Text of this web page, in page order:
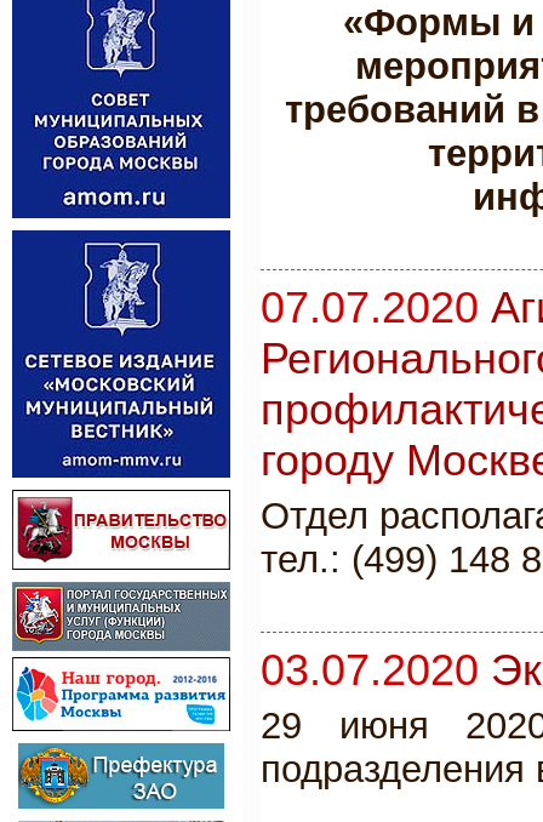
«Формы и
требований
07.07.2020
городу
Отдел
тел.: (499) 148
03.07.2020
29 июня